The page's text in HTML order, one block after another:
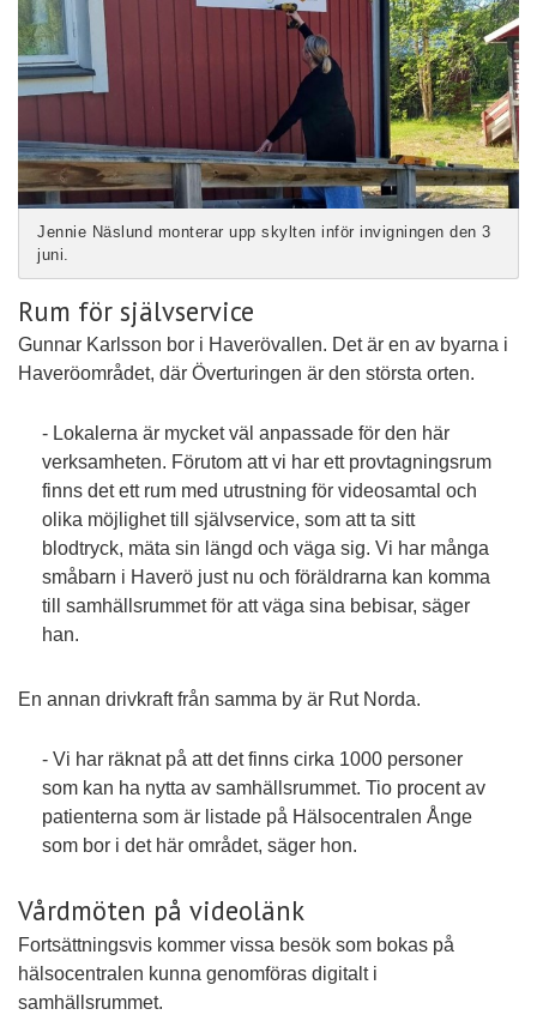
Jennie Näslund monterar upp skylten inför invigningen den 3
juni.
Rum för självservice
Gunnar Karlsson bor i Haverövallen. Det är en av byarna i
Haveröområdet, där Överturingen är den största orten.
- Lokalerna är mycket väl anpassade för den här
verksamheten. Förutom att vi har ett provtagningsrum
finns det ett rum med utrustning för videosamtal och
olika möjlighet till självservice, som att ta sitt
blodtryck, mäta sin längd och väga sig. Vi har många
småbarn i Haverö just nu och föräldrarna kan komma
till samhällsrummet för att väga sina bebisar, säger
han.
En annan drivkraft från samma by är Rut Norda.
- Vi har räknat på att det finns cirka 1000 personer
som kan ha nytta av samhällsrummet. Tio procent av
patienterna som är listade på Hälsocentralen Ånge
som bor i det här området, säger hon.
Vårdmöten på videolänk
Fortsättningsvis kommer vissa besök som bokas på
hälsocentralen kunna genomföras digitalt i
samhällsrummet.